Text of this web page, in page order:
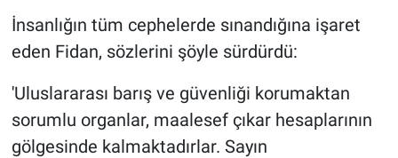
İnsanlığın tüm cephelerde sınandığına işaret
eden Fidan, sözlerini şöyle sürdürdü:
'Uluslararası barış ve güvenliği korumaktan
sorumlu organlar, maalesef çıkar hesaplarının
gölgesinde kalmaktadırlar. Sayın